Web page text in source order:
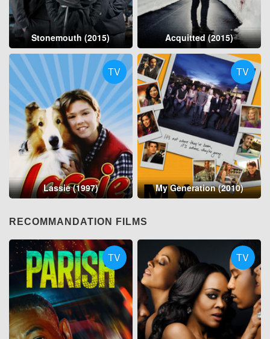
Stonemouth (2015) Acquitted (2015)
TV
Lassie (1997)
TV
My Generation (2010)
RECOMMANDATION FILMS
TV TV